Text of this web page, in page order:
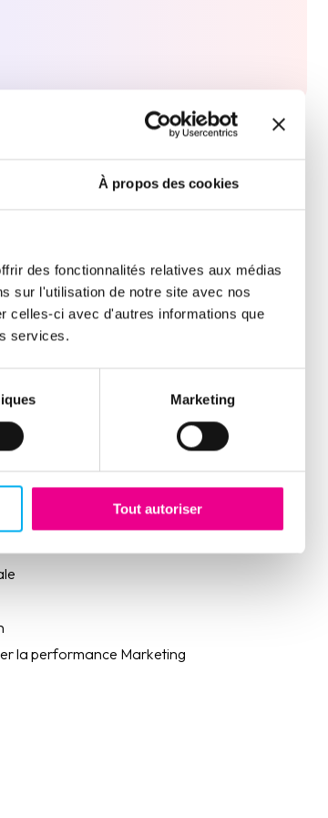
À propos des cookies
des fonctionnalités relatives aux médias
sur l'utilisation de notre site avec nos
celles-ci avec d'autres informations que
services.
Marketing
Tout autoriser
mesurables :
et sécurisées
les décisions et améliorer la
la performance Marketing